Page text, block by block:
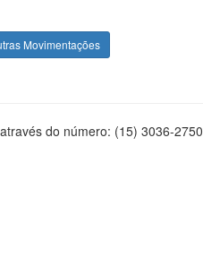
Movimentações
do número: (15) 3036-2750